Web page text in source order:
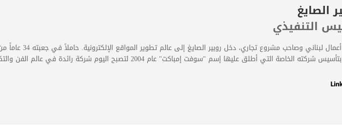
الصايغ
التنفيذي
كرجل أعمال لبناني وصاحب مشروع
شركته الخاصة التي أطلق عليها إسم "سوفت إمباكت" عام 2004 لتصبح اليوم شركة رائدة في عالم الفن والتكنولوجيا